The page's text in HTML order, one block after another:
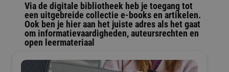
Via de digitale bibliotheek heb je toegang tot
een uitgebreide collectie e-books en artikelen.
Ook ben je hier aan het juiste adres als het ​gaat
om informatievaardigheden, auteursrechten en
open leermateriaal